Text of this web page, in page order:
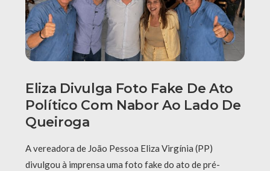
Eliza Divulga Foto Fake De Ato
Político Com Nabor Ao Lado De
Queiroga
A vereadora de João Pessoa Eliza Virgínia (PP)
divulgou à imprensa uma foto fake do ato de pré-